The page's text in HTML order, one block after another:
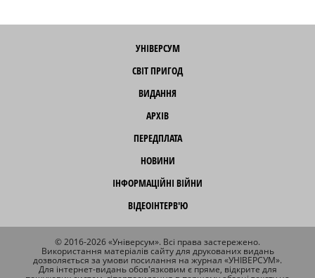
УНІВЕРСУМ
СВІТ ПРИГОД
ВИДАННЯ
АРХІВ
ПЕРЕДПЛАТА
НОВИНИ
ІНФОРМАЦІЙНІ ВІЙНИ
ВІДЕОІНТЕРВ'Ю
© 2016-2026 «Універсум». Всі права застережено.
Використання матеріалів сайту для друкованих видань
дозволяється за умови посилання на журнал «УНІВЕРСУМ».
Для інтернет-видань обов'язковим є пряме, відкрите для